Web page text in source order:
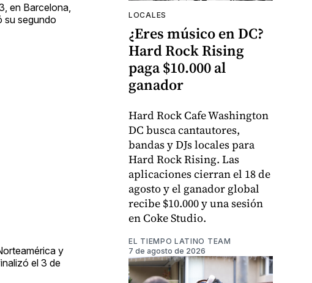
en Barcelona,
su segundo
y
el 3 de
LOCALES
¿Eres músico en DC?
Hard Rock Rising
paga $10.000 al
ganador
Hard Rock Cafe Washington
DC busca cantautores,
bandas y DJs locales para
Hard Rock Rising. Las
aplicaciones cierran el 18 de
agosto y el ganador global
recibe $10.000 y una sesión
en Coke Studio.
EL TIEMPO LATINO TEAM
7 de agosto de 2026